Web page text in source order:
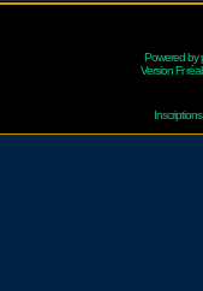
Powered by
Version Fr